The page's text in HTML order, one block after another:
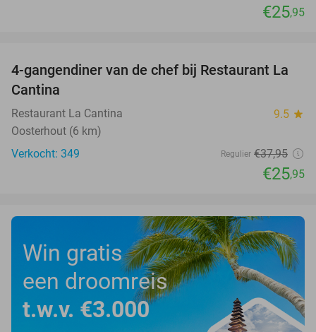
€25,95
32%
4-gangendiner van de chef bij Restaurant La
Cantina
Restaurant La Cantina 9.5 star
Oosterhout (6 km)
Verkocht: 349
Regulier €37,95
€25,95
Win gratis
een droomreis
t.w.v. €3.000